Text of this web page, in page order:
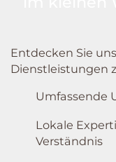
Entdecken Sie
Dienstleistungen
Umfassende
Lokale
Verständnis